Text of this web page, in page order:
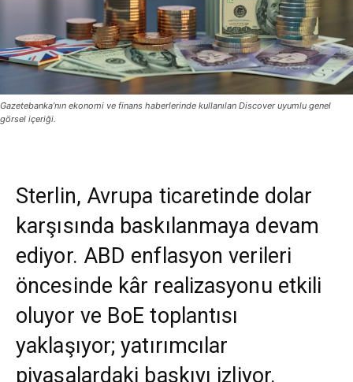
Gazetebanka’nın ekonomi ve finans haberlerinde kullanılan Discover uyumlu genel
görsel içeriği.
Sterlin, Avrupa ticaretinde dolar
karşısında baskılanmaya devam
ediyor. ABD enflasyon verileri
öncesinde kâr realizasyonu etkili
oluyor ve BoE toplantısı
yaklaşıyor; yatırımcılar
piyasalardaki baskıyı izliyor.